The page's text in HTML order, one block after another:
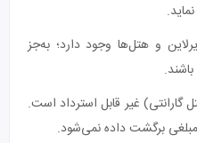
و هتل‌ها وجود دارد؛ به‌جز
گارانتی) غیر قابل استرداد است.
مبلغی برگشت داده نمی‌شود.